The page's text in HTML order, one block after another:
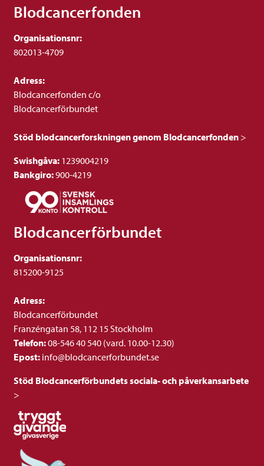
Blodcancerfonden
Organisationsnr:
802013-4709
Adress:
Blodcancerfonden c/o
Blodcancerförbundet
Stöd blodcancerforskningen genom Blodcancerfonden >
Swishgåva: 1239004219
Bankgiro:900-4219
Blodcancerförbundet
Organisationsnr:
815200-9125
Adress:
Blodcancerförbundet
Franzéngatan 58, 112 15 Stockholm
Telefon:08-546 40 540 (vard. 10.00-12.30)
Epost: info@blodcancerforbundet.se
Stöd Blodcancerförbundets sociala- och påverkansarbete
>